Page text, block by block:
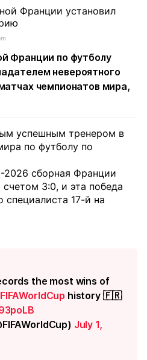
Франции по футболу
невероятного
чемпионатов мира,
успешным тренером в
по футболу по
2026 сборная Франции
3:0, и эта победа
специалиста 17-й на
the most wins of
history 🇫🇷
July 1,